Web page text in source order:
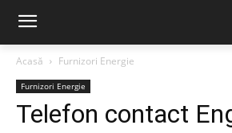
Acasă Furnizori Energie
Furnizori Energie
Telefon contact